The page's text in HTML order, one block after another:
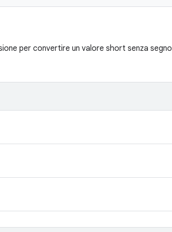
per convertire un valore short senza segno